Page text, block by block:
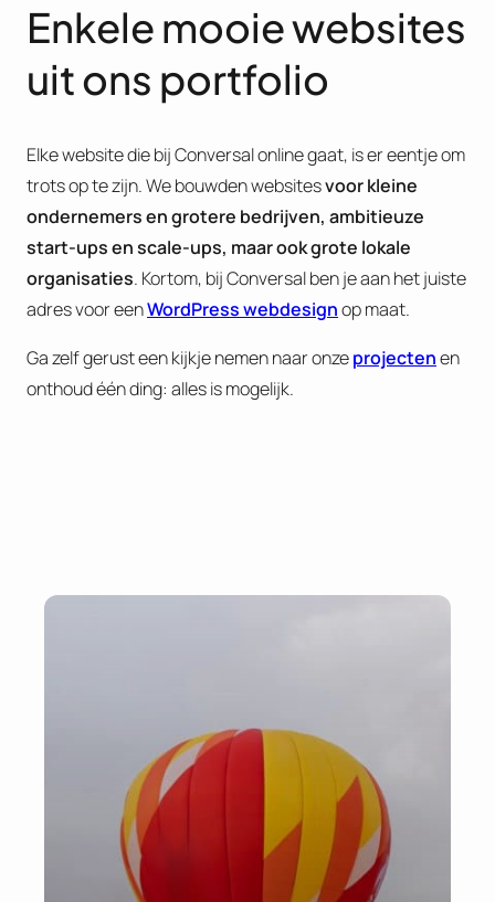
Enkele mooie websites
uit ons portfolio
Elke website die bij Conversal online gaat, is er eentje om
trots op te zijn. We bouwden websitesvoor kleine
ondernemers en grotere bedrijven, ambitieuze
start-ups en scale-ups, maar ook grote lokale
organisaties. Kortom, bij Conversal ben je aan het juiste
adres voor eenWordPress webdesignop maat.
Ga zelf gerust een kijkje nemen naar onzeprojectenen
onthoud één ding: alles is mogelijk.